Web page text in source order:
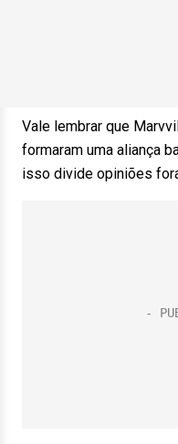
Vale lembrar que
formaram uma aliança
isso divide opiniões